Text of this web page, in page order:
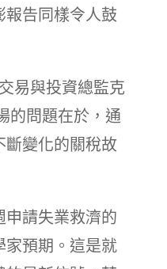
告同樣令人鼓
易與投資總監克
的問題在於，通
斷變化的關稅故
請失業救濟的
家預期。這是就